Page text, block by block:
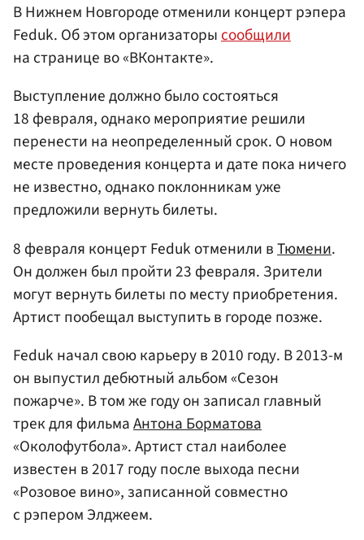
В Нижнем Новгороде отменили концерт рэпера
Feduk. Об этом организаторысообщили
на странице во «ВКонтакте».
Выступление должно было состояться
18 февраля, однако мероприятие решили
перенести на неопределенный срок. О новом
месте проведения концерта и дате пока ничего
не известно, однако поклонникам уже
предложили вернуть билеты.
8 февраля концерт Feduk отменили вТюмени.
Он должен был пройти 23 февраля. Зрители
могут вернуть билеты по месту приобретения.
Артист пообещал выступить в городе позже.
Feduk начал свою карьеру в 2010 году. В 2013-м
он выпустил дебютный альбом «Сезон
пожарче». В том же году он записал главный
трек для фильмаАнтона Борматова
«Околофутбола». Артист стал наиболее
известен в 2017 году после выхода песни
«Розовое вино», записанной совместно
с рэпером Элджеем.